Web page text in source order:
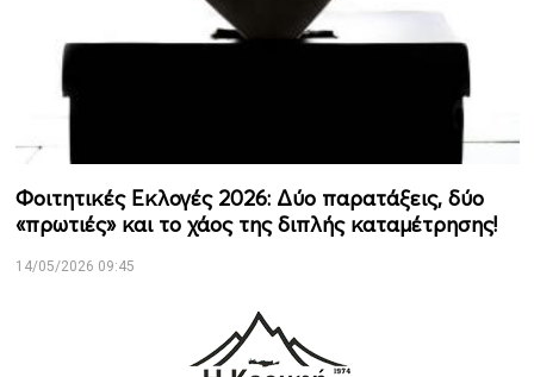
Φοιτητικές Εκλογές 2026: Δύο παρατάξεις, δύο
«πρωτιές» και το χάος της διπλής καταμέτρησης!
14/05/2026 09:45